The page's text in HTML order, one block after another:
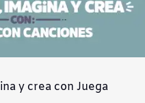
y crea con Juega